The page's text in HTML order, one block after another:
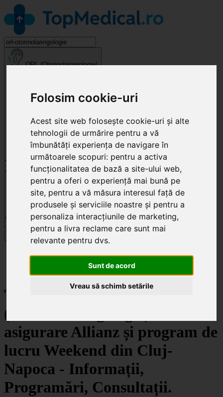
Folosim cookie-uri
Acest site web folosește cookie-uri și alte
tehnologii de urmărire pentru a vă
îmbunătăți experiența de navigare în
următoarele scopuri: pentru a activa
funcționalitatea de bază a site-ului web,
pentru a oferi o experiență mai bună pe
site, pentru a vă măsura interesul față de
produsele și serviciile noastre și pentru a
personaliza interacțiunile de marketing,
pentru a livra reclame care sunt mai
relevante pentru dvs.
Sunt de acord
Vreau să schimb setările
ORL (Otorinolaringologie)
Specialități
ORL (Otorinolaringologie)
Top clinici de ORL
(Otorinolaringologie) cu
asigurare Allianz și program de
lucru Weekend din Cluj-
Napoca - Informații,
Programări, Consultații.